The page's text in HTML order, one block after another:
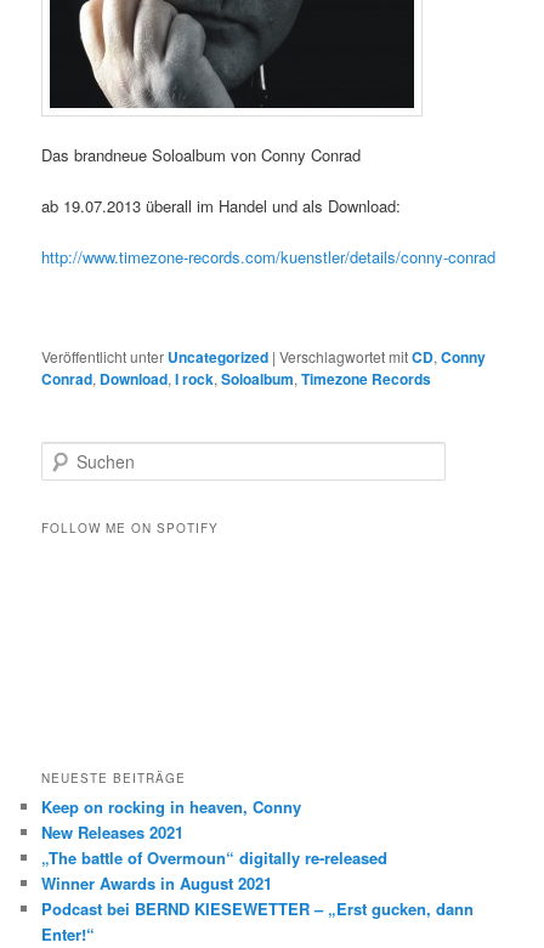
Das brandneue Soloalbum von Conny Conrad
ab 19.07.2013 überall im Handel und als Download:
http://www.timezone-records.com/kuenstler/details/conny-conrad
Veröffentlicht unter Uncategorized |Verschlagwortet mitCD,Conny
Conrad, Download,I rock,Soloalbum,Timezone Records
u
h
FOLLOW ME ON SPOTIFY
NEUESTE BEITRÄGE
Keep on rocking in heaven, Conny
New Releases 2021
„The battle of Overmoun“ digitally re-released
Winner Awards in August 2021
Podcast bei BERND KIESEWETTER – „Erst gucken, dann
Enter!“